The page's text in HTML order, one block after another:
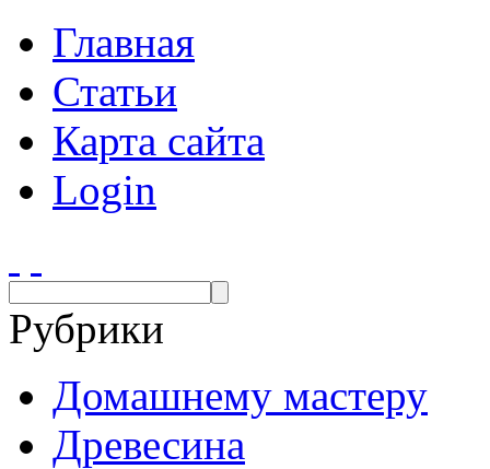
Главная
Статьи
Карта сайта
Login
Рубрики
Домашнему мастеру
Древесина